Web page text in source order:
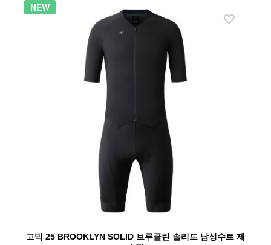
산티니
수아레즈(SUAREZ)
NEW
고빅 25 BROOKLYN SOLID 브루클린 솔리드 남성수트 제